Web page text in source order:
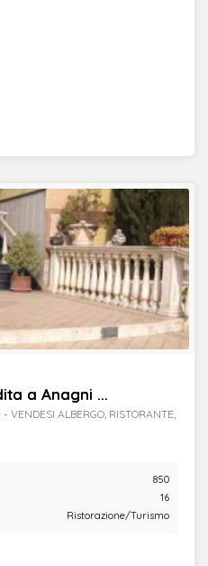
a Anagni ...
ALBERGO, RISTORANTE,
850
16
Ristorazione/Turismo